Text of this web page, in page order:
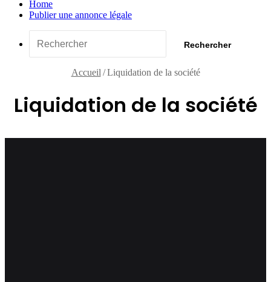
Home
Publier une annonce légale
Rechercher
Accueil / Liquidation de la société
Liquidation de la société